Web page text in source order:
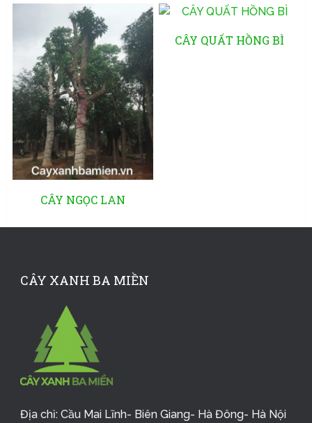
CÂY NGỌC LAN
CÂY QUẤT HỒNG BÌ
CÂY XANH BA MIỀN
Địa chỉ: Cầu Mai Lĩnh- Biên Giang- Hà Đông- Hà Nội